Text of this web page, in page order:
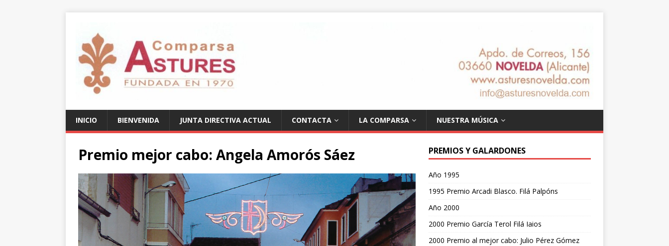
INICIO BIENVENIDA JUNTA DIRECTIVA ACTUAL CONTACTA LA COMPARSA NUESTRA MÚSICA
Premio mejor cabo: Angela Amorós Sáez PREMIOS Y GALARDONES
Año 1995
1995 Premio Arcadi Blasco. Filá Palpóns
Año 2000
2000 Premio García Terol Filá Iaios
2000 Premio al mejor cabo: Julio Pérez Gómez